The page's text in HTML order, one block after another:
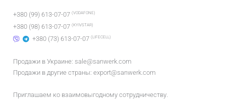
+380 (99) 613-07-07 (VODAFONE)
+380 (98) 613-07-07 (KYIVSTAR)
+380 (73) 613-07-07 (LIFECELL)
Продажи в Украине: sale@sanwerk.com
Продажи в другие страны: export@sanwerk.com
Приглашаем ко взаимовыгодному сотрудничеству.